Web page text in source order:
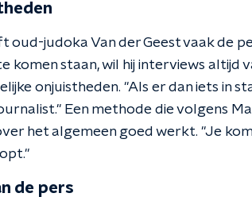
oud-judoka Van der Geest vaak de
komen staan, wil hij interviews altijd
onjuistheden. "Als er dan iets in
Een methode die volgens
het algemeen goed werkt. "Je
de pers